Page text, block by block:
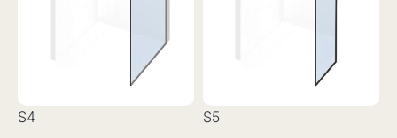
S4 S5